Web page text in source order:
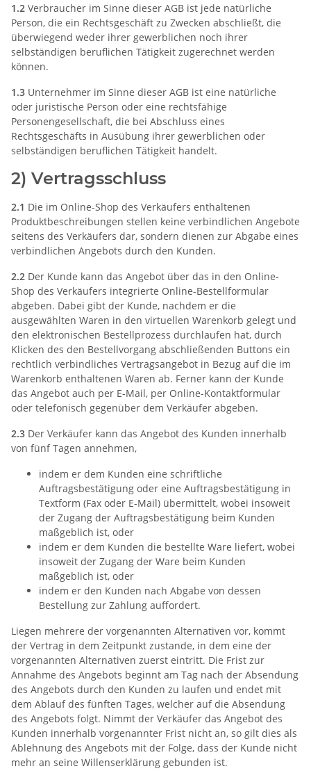
1.2 Verbraucher im Sinne dieser AGB ist jede natürliche
Person, die ein Rechtsgeschäft zu Zwecken abschließt, die
überwiegend weder ihrer gewerblichen noch ihrer
selbständigen beruflichen Tätigkeit zugerechnet werden
können.
1.3 Unternehmer im Sinne dieser AGB ist eine natürliche
oder juristische Person oder eine rechtsfähige
Personengesellschaft, die bei Abschluss eines
Rechtsgeschäfts in Ausübung ihrer gewerblichen oder
selbständigen beruflichen Tätigkeit handelt.
2) Vertragsschluss
2.1 Die im Online-Shop des Verkäufers enthaltenen
Produktbeschreibungen stellen keine verbindlichen Angebote
seitens des Verkäufers dar, sondern dienen zur Abgabe eines
verbindlichen Angebots durch den Kunden.
2.2 Der Kunde kann das Angebot über das in den Online-
Shop des Verkäufers integrierte Online-Bestellformular
abgeben. Dabei gibt der Kunde, nachdem er die
ausgewählten Waren in den virtuellen Warenkorb gelegt und
den elektronischen Bestellprozess durchlaufen hat, durch
Klicken des den Bestellvorgang abschließenden Buttons ein
rechtlich verbindliches Vertragsangebot in Bezug auf die im
Warenkorb enthaltenen Waren ab. Ferner kann der Kunde
das Angebot auch per E-Mail, per Online-Kontaktformular
oder telefonisch gegenüber dem Verkäufer abgeben.
2.3 Der Verkäufer kann das Angebot des Kunden innerhalb
von fünf Tagen annehmen,
indem er dem Kunden eine schriftliche
Auftragsbestätigung oder eine Auftragsbestätigung in
Textform (Fax oder E-Mail) übermittelt, wobei insoweit
der Zugang der Auftragsbestätigung beim Kunden
maßgeblich ist, oder
indem er dem Kunden die bestellte Ware liefert, wobei
insoweit der Zugang der Ware beim Kunden
maßgeblich ist, oder
indem er den Kunden nach Abgabe von dessen
Bestellung zur Zahlung auffordert.
Liegen mehrere der vorgenannten Alternativen vor, kommt
der Vertrag in dem Zeitpunkt zustande, in dem eine der
vorgenannten Alternativen zuerst eintritt. Die Frist zur
Annahme des Angebots beginnt am Tag nach der Absendung
des Angebots durch den Kunden zu laufen und endet mit
dem Ablauf des fünften Tages, welcher auf die Absendung
des Angebots folgt. Nimmt der Verkäufer das Angebot des
Kunden innerhalb vorgenannter Frist nicht an, so gilt dies als
Ablehnung des Angebots mit der Folge, dass der Kunde nicht
mehr an seine Willenserklärung gebunden ist.